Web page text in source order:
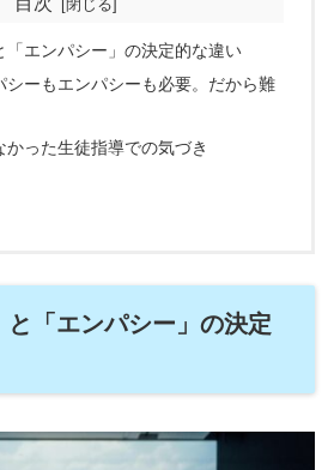
「エンパシー」の決定的な違い
シーもエンパシーも必要。だから難
かった生徒指導での気づき
と「エンパシー」の決定